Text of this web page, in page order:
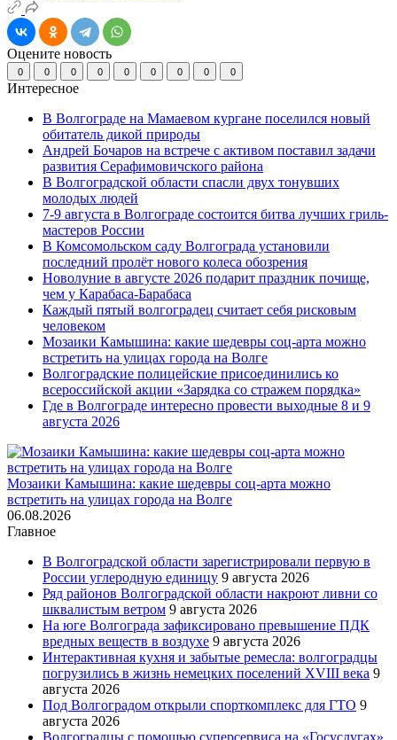
Оцените новость
0 0 0 0 0 0 0 0 0
Интересное
В Волгограде на Мамаевом кургане поселился новый
обитатель дикой природы
Андрей Бочаров на встрече с активом поставил задачи
развития Серафимовичского района
В Волгоградской области спасли двух тонувших
молодых людей
7-9 августа в Волгограде состоится битва лучших гриль-
мастеров России
В Комсомольском саду Волгограда установили
последний пролёт нового колеса обозрения
Новолуние в августе 2026 подарит праздник почище,
чем у Карабаса-Барабаса
Каждый пятый волгоградец считает себя рисковым
человеком
Мозаики Камышина: какие шедевры соц-арта можно
встретить на улицах города на Волге
Волгоградские полицейские присоединились ко
всероссийской акции «Зарядка со стражем порядка»
Где в Волгограде интересно провести выходные 8 и 9
августа 2026
Мозаики Камышина: какие шедевры соц-арта можно
встретить на улицах города на Волге
06.08.2026
Главное
В Волгоградской области зарегистрировали первую в
России углеродную единицу 9 августа 2026
Ряд районов Волгоградской области накроют ливни со
шквалистым ветром 9 августа 2026
На юге Волгограда зафиксировано превышение ПДК
вредных веществ в воздухе 9 августа 2026
Интерактивная кухня и забытые ремесла: волгоградцы
погрузились в жизнь немецких поселений XVIII века 9
августа 2026
Под Волгоградом открыли спорткомплекс для ГТО 9
августа 2026
Волгоградцы с помощью суперсервиса на «Госуслугах»